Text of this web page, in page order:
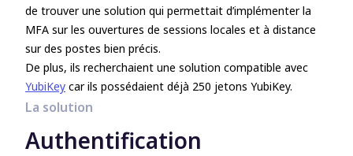
de trouver une solution qui permettait d’implémenter la
MFA sur les ouvertures de sessions locales et à distance
sur des postes bien précis.
De plus, ils recherchaient une solution compatible avec
YubiKey car ils possédaient déjà 250 jetons YubiKey.
La solution
Authentification